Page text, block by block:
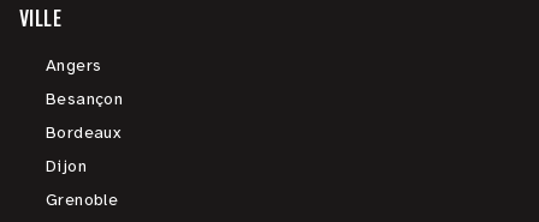
VILLE
Angers
Besançon
Bordeaux
Dijon
Grenoble